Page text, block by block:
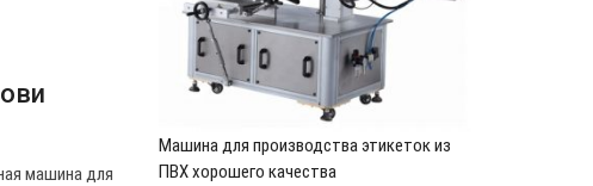
машина для
Машина для производства этикеток из
ПВХ хорошего качества